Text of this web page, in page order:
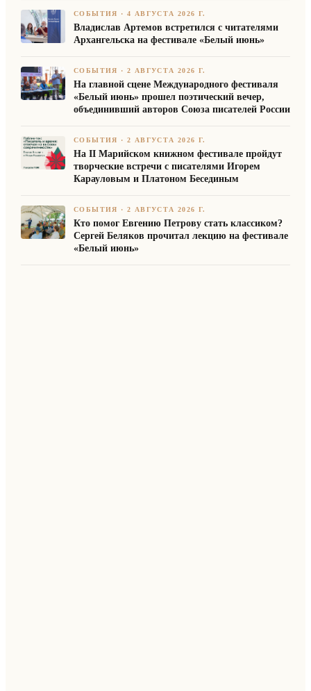
СОБЫТИЯ ·4 АВГУСТА 2026 Г.
Владислав Артемов встретился с читателями
Архангельска на фестивале «Белый июнь»
СОБЫТИЯ ·2 АВГУСТА 2026 Г.
На главной сцене Международного фестиваля
«Белый июнь» прошел поэтический вечер,
объединивший авторов Союза писателей России
СОБЫТИЯ ·2 АВГУСТА 2026 Г.
На II Марийском книжном фестивале пройдут
творческие встречи с писателями Игорем
Карауловым и Платоном Бесединым
СОБЫТИЯ ·2 АВГУСТА 2026 Г.
Кто помог Евгению Петрову стать классиком?
Сергей Беляков прочитал лекцию на фестивале
«Белый июнь»